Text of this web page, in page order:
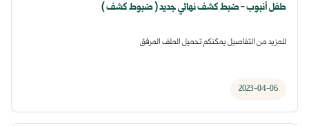
طفل أنبوب - ضبط كشف نهائي جديد ( ضبوط كشف )
للمزيد من التفاصيل يمكنكم تحميل الملف المرفق
2023-04-06